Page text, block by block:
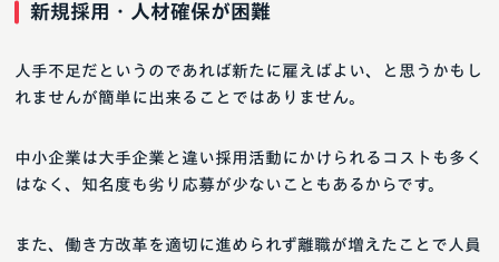
新規採用・人材確保が困難
人手不足だというのであれば新たに雇えばよい、と思うかもし
れませんが簡単に出来ることではありません。
中小企業は大手企業と違い採用活動にかけられるコストも多く
はなく、知名度も劣り応募が少ないこともあるからです。
また、働き方改革を適切に進められず離職が増えたことで人員